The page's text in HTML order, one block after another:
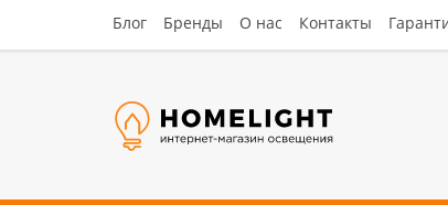
Блог Бренды О нас Контакты